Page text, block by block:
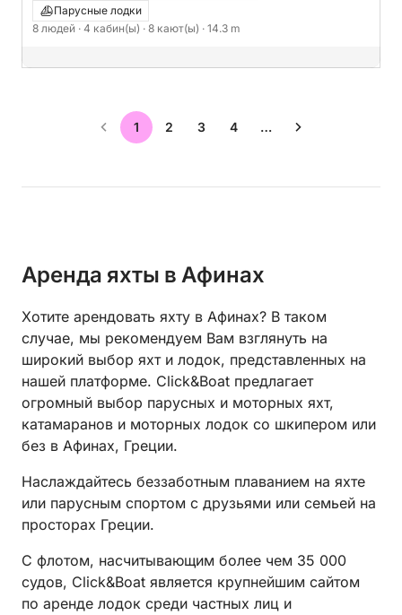
Парусные лодки
8 людей · 4 кабин(ы) · 8 кают(ы) · 14.3 m
1 2 3 4 …
Аренда яхты в Афинах
Хотите арендовать яхту в Афинах? В таком
случае, мы рекомендуем Вам взглянуть на
широкий выбор яхт и лодок, представленных на
нашей платформе. Click&Boat предлагает
огромный выбор парусных и моторных яхт,
катамаранов и моторных лодок со шкипером или
без в Афинах, Греции.
Наслаждайтесь беззаботным плаванием на яхте
или парусным спортом с друзьями или семьей на
просторах Греции.
С флотом, насчитывающим более чем 35 000
судов, Click&Boat является крупнейшим сайтом
по аренде лодок среди частных лиц и